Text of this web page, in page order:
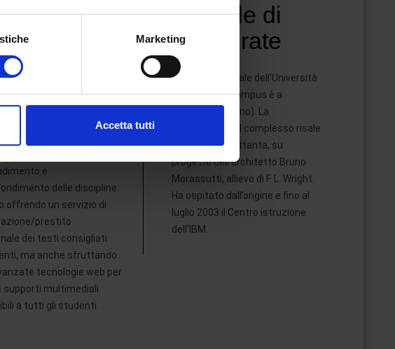
di qualche metro,
sui cookie.
altre informazioni che ha fornito loro o
Marketing
Accetta tutti
dell'Università
eCampus ha
e
delle discipline:
offrendo un servizio di
prestito
dei testi consigliati
ma anche sfruttando
tecnologie web per
supporti multimediali
a tutti gli studenti.
La sede di
Novedrate
La sede principale dell’Università
telematica eCampus è a
Novedrate (Como). La
costruzione del complesso risale
ai primi anni settanta, su
progetto dell’architetto Bruno
Morassutti, allievo di F. L. Wright.
Ha ospitato dall’origine e fino al
luglio 2003 il Centro istruzione
dell’IBM.